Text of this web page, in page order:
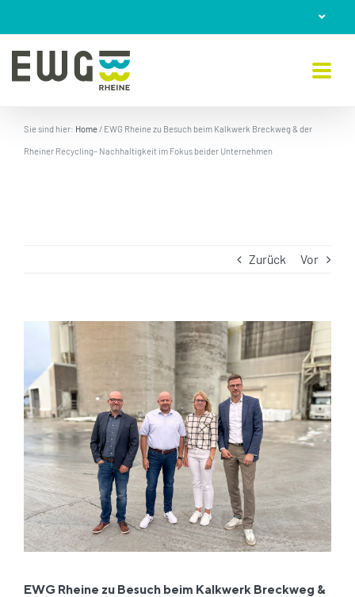
to
content
Sie sind hier: Home/ EWG Rheine zu Besuch beim Kalkwerk Breckweg & der
Rheiner Recycling– Nachhaltigkeit im Fokus beider Unternehmen
Zurück Vor
grösseres
Bild
EWG Rheine zu Besuch beim Kalkwerk Breckweg &